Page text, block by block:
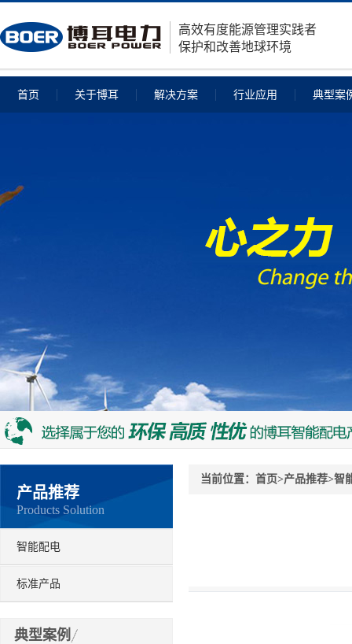
高效有度能源管理实践者
保护和改善地球环境
首页 关于博耳 解决方案 行业应用 典型案
产品推荐
Products Solution
智能配电
标准产品
典型案例
当前位置： 首页>产品推荐>智